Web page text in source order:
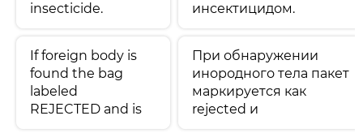
insecticide.
инсектицидом.
If foreign body is
found the bag
labeled
REJECTED and is
При обнаружении
инородного тела пакет
маркируется как
rejected и